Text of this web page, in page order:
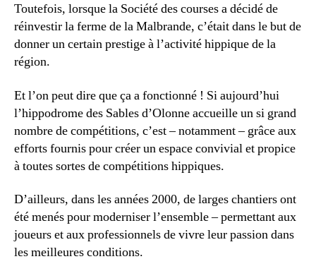
Toutefois, lorsque la Société des courses a décidé de
réinvestir la ferme de la Malbrande, c’était dans le but de
donner un certain prestige à l’activité hippique de la
région.
Et l’on peut dire que ça a fonctionné ! Si aujourd’hui
l’hippodrome des Sables d’Olonne accueille un si grand
nombre de compétitions, c’est – notamment – grâce aux
efforts fournis pour créer un espace convivial et propice
à toutes sortes de compétitions hippiques.
D’ailleurs, dans les années 2000, de larges chantiers ont
été menés pour moderniser l’ensemble – permettant aux
joueurs et aux professionnels de vivre leur passion dans
les meilleures conditions.